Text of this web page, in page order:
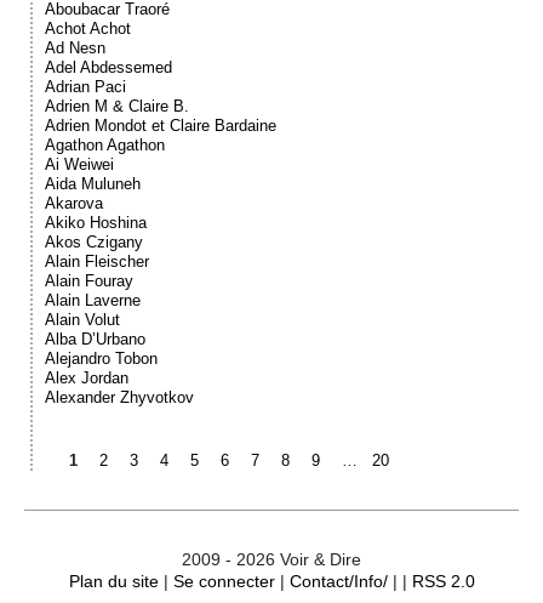
Aboubacar Traoré
Achot Achot
Ad Nesn
Adel Abdessemed
Adrian Paci
Adrien M & Claire B.
Adrien Mondot et Claire Bardaine
Agathon Agathon
Ai Weiwei
Aida Muluneh
Akarova
Akiko Hoshina
Akos Czigany
Alain Fleischer
Alain Fouray
Alain Laverne
Alain Volut
Alba D’Urbano
Alejandro Tobon
Alex Jordan
Alexander Zhyvotkov
1 2 3 4 5 6 7 8 9 … 20
2009 - 2026 Voir & Dire
Plan du site| Se connecter| Contact/Info/| | RSS 2.0